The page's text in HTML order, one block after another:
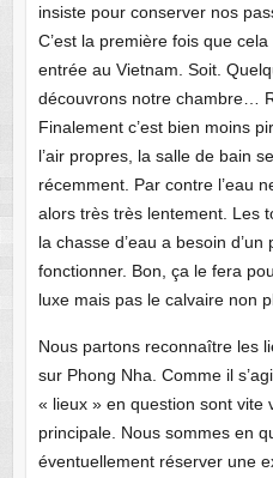
insiste pour conserver nos
C’est la première fois que
entrée au Vietnam. Soit.
découvrons notre chambre…
Finalement c’est bien moins
l’air propres, la salle de bain
récemment. Par contre l’eau
alors très très lentement. Les
la chasse d’eau a besoin
fonctionner. Bon, ça le fera
luxe mais pas le calvaire non
Nous partons reconnaître les
sur Phong Nha. Comme il
« lieux » en question sont vite
principale. Nous sommes en
éventuellement réserver une